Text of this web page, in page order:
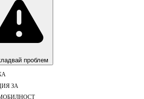
проблем